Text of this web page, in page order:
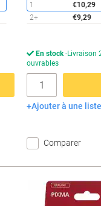
1
€10,29
2+
€9,29
En stock Livraison
ouvrables
Quantité
Ajouter à une liste
Comparer